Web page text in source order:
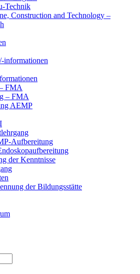
Technik
Construction and Technology –
informationen
FMA
– FMA
AEMP
Aufbereitung
der Kenntnisse
der Bildungsstätte